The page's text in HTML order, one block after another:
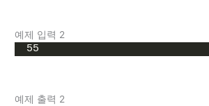
예제 입력 2
55
예제 출력 2